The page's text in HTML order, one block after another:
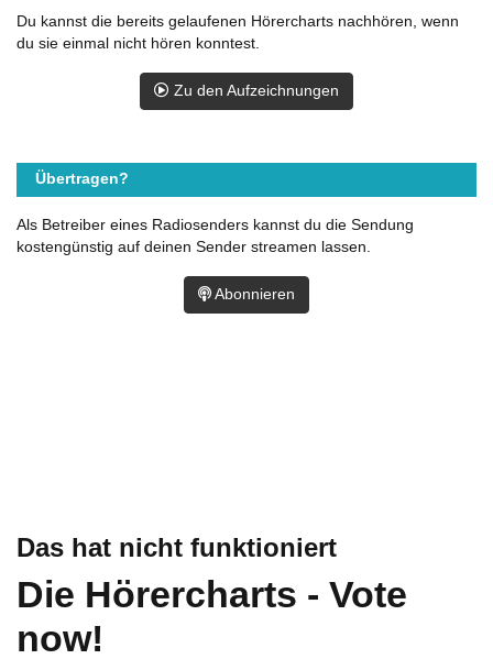
Das hat nicht funktioniert
Die Hörercharts - Vote
now!
Du kannst die bereits gelaufenen Hörercharts nachhören, wenn
du sie einmal nicht hören konntest.
Zu den Aufzeichnungen
Übertragen?
Als Betreiber eines Radiosenders kannst du die Sendung
kostengünstig auf deinen Sender streamen lassen.
Abonnieren